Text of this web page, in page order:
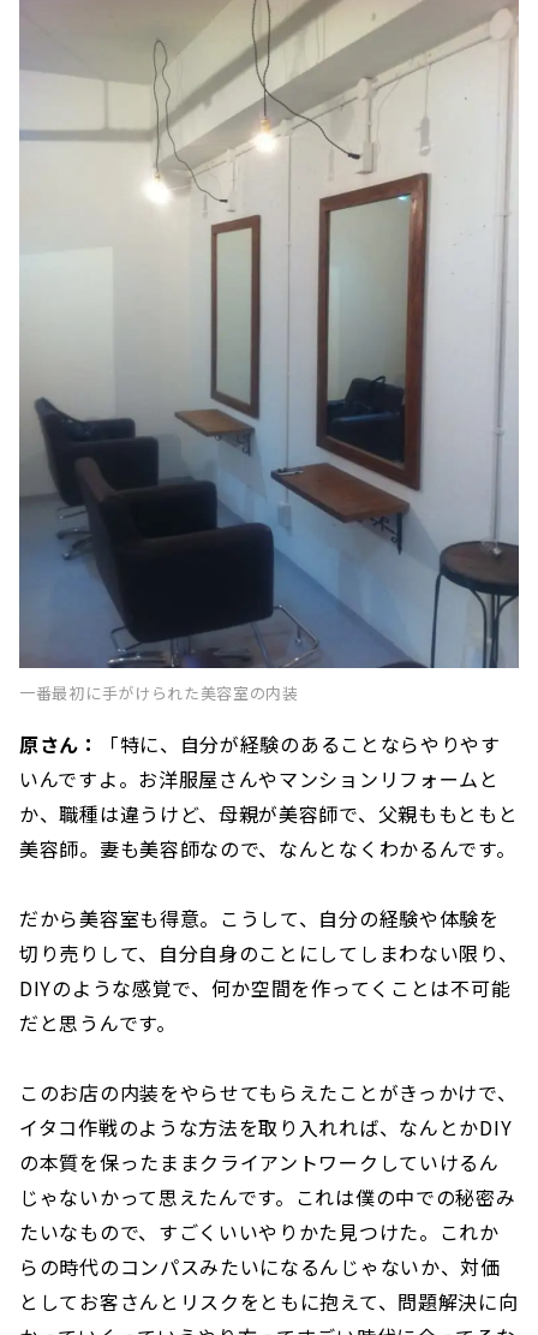
一番最初に手がけられた美容室の内装
原さん：
「特に、自分が経験のあることならやりやす
いんですよ。お洋服屋さんやマンションリフォームと
か、職種は違うけど、母親が美容師で、父親ももともと
美容師。妻も美容師なので、なんとなくわかるんです。
だから美容室も得意。こうして、自分の経験や体験を
切り売りして、自分自身のことにしてしまわない限り、
DIYのような感覚で、何か空間を作ってくことは不可能
だと思うんです。
このお店の内装をやらせてもらえたことがきっかけで、
イタコ作戦のような方法を取り入れれば、なんとかDIY
の本質を保ったままクライアントワークしていけるん
じゃないかって思えたんです。これは僕の中での秘密み
たいなもので、すごくいいやりかた見つけた。これか
らの時代のコンパスみたいになるんじゃないか、対価
としてお客さんとリスクをともに抱えて、問題解決に向